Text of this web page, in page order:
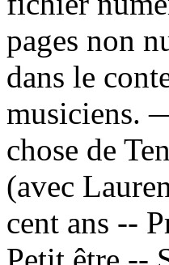
pages non
dans le
musiciens.
chose de
(avec
cent ans --